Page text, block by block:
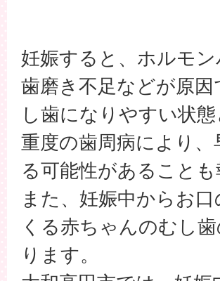
妊娠すると、ホルモ
歯磨き不足などが原
し歯になりやすい状
重度の歯周病により
る可能性があること
また、妊娠中からお
くる赤ちゃんのむし
ります。